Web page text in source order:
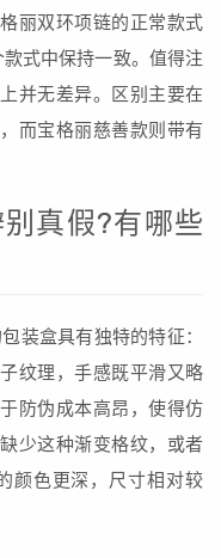
丽双环项链的正常款式
式中保持一致。值得注
并无差异。区别主要在
而宝格丽慈善款则带有
真假?有哪些
装盒具有独特的特征：
纹理，手感既平滑又略
防伪成本高昂，使得仿
少这种渐变格纹，或者
颜色更深，尺寸相对较